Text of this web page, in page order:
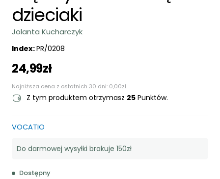
dzieciaki
Jolanta Kucharczyk
Index:PR/0208
24,99zł
Najniższa cena z ostatnich 30 dni: 0,00zł.
Z tym produktem otrzymasz 25 Punktów.
VOCATIO
Do darmowej wysyłki brakuje 150zł
Dostępny